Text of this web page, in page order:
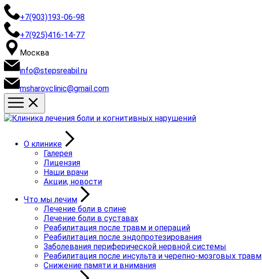
+7(903)193-06-98
+7(925)416-14-77
Москва
info@stepsreabil.ru
msharovclinic@gmail.com
О клинике
Галерея
Лицензия
Наши врачи
Акции, новости
Что мы лечим
Лечение боли в спине
Лечение боли в суставах
Реабилитация после травм и операций
Реабилитация после эндопротезирования
Заболевания периферической нервной системы
Реабилитация после инсульта и черепно-мозговых травм
Снижение памяти и внимания